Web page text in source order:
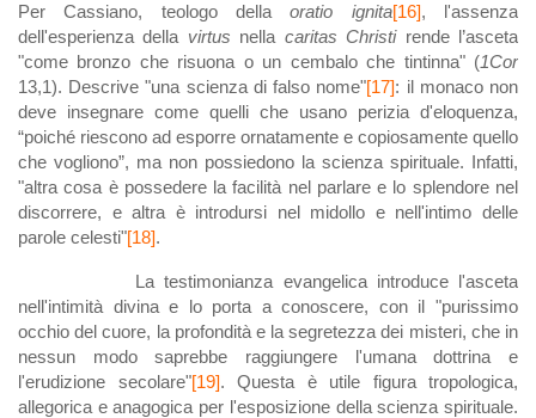
Per Cassiano, teologo dellaoratio ignita[16], l'assenza
dell'esperienza della virtus nella caritas Christirende l’asceta
"come bronzo che risuona o un cembalo che tintinna" (1Cor
13,1). Descrive "una scienza di falso nome"[17]: il monaco non
deve insegnare come quelli che usano perizia d'eloquenza,
“poiché riescono ad esporre ornatamente e copiosamente quello
che vogliono”, ma non possiedono la scienza spirituale. Infatti,
"altra cosa è possedere la facilità nel parlare e lo splendore nel
discorrere, e altra è introdursi nel midollo e nell'intimo delle
parole celesti"[18].
La testimonianza evangelica introduce l'asceta
nell'intimità divina e lo porta a conoscere, con il "purissimo
occhio del cuore, la profondità e la segretezza dei misteri, che in
nessun modo saprebbe raggiungere l'umana dottrina e
l'erudizione secolare"[19]. Questa è utile figura tropologica,
allegorica e anagogica per l'esposizione della scienza spirituale.